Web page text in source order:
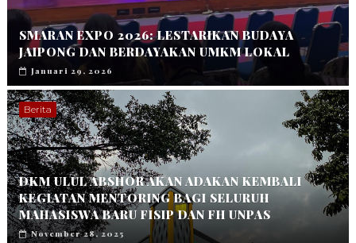
SMARAN EXPO 2026: LESTARIKAN BUDAYA
JAIPONG DAN BERDAYAKAN UMKM LOKAL
Januari 29, 2026
Berita
DKM ULUL ABSHOR AKAN ADAKAN KEMBALI
KEGIATAN MENTORING BAGI SELURUH
MAHASISWA BARU FISIP DAN FH UNPAS
November 28, 2025